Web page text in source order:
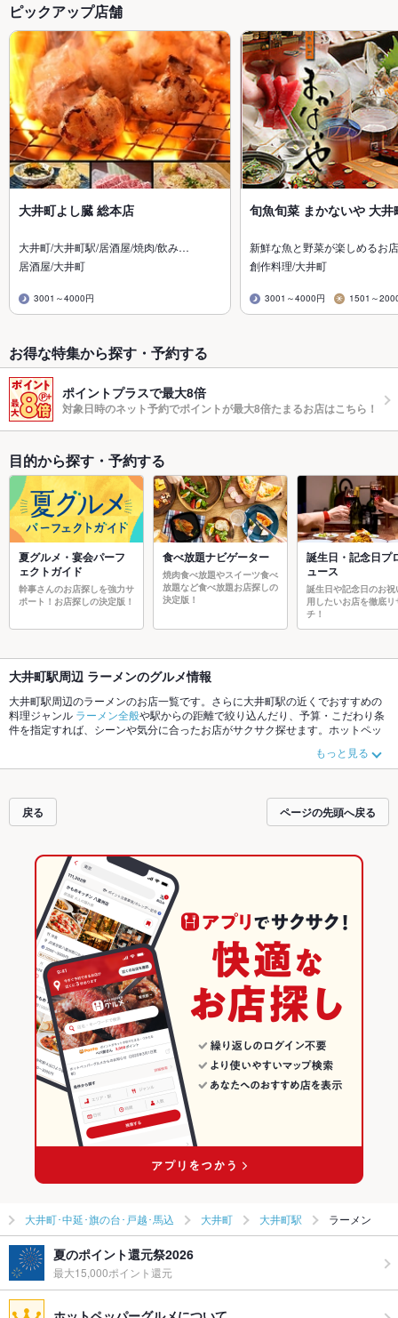
ピックアップ店舗
大井町よし臓 総本店
大井町/大井町駅/居酒屋/焼肉/飲み…
居酒屋/大井町
3001～4000円
旬魚旬菜 まかないや 大井
新鮮な魚と野菜が楽しめるお店
創作料理/大井町
3001～4000円 1501～
お得な特集から探す・予約する
ポイントプラスで最大8倍
対象日時のネット予約でポイントが最大8倍たまるお店はこちら！
目的から探す・予約する
夏グルメ・宴会パーフ
ェクトガイド
幹事さんのお店探しを強力サ
ポート！お店探しの決定版！
食べ放題ナビゲーター
焼肉食べ放題やスイーツ食べ
放題など食べ放題お店探しの
決定版！
誕生日・記念日プ
ュース
誕生日や記念日のお祝
用したいお店を徹底リ
チ！
大井町駅周辺 ラーメンのグルメ情報
大井町駅周辺のラーメンのお店一覧です。さらに大井町駅の近くでおすすめの
料理ジャンル ラーメン全般や駅からの距離で絞り込んだり、予算・こだわり条
件を指定すれば、シーンや気分に合ったお店がサクサク探せます。ホットペッ
や季節のおすすめ料理など、お店の最新情報をご紹介して
いるので安心！24時間使える簡単便利なネット予約が使えるお店も拡大中で
に便利にホットペッパーグルメをご利用ください。
もっと見る
戻る ページの先頭へ戻る
大井町･中延･旗の台･戸越･馬込 大井町 大井町駅 ラーメン
夏のポイント還元祭2026
最大15,000ポイント還元